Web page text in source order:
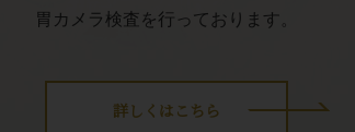
胃カメラ検査を行っております。
詳しくはこちら